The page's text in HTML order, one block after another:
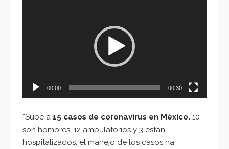
00:00 00:30
“Sube a 15 casos de coronavirus en México. 10
son hombres, 12 ambulatorios y 3 están
hospitalizados, el manejo de los casos ha